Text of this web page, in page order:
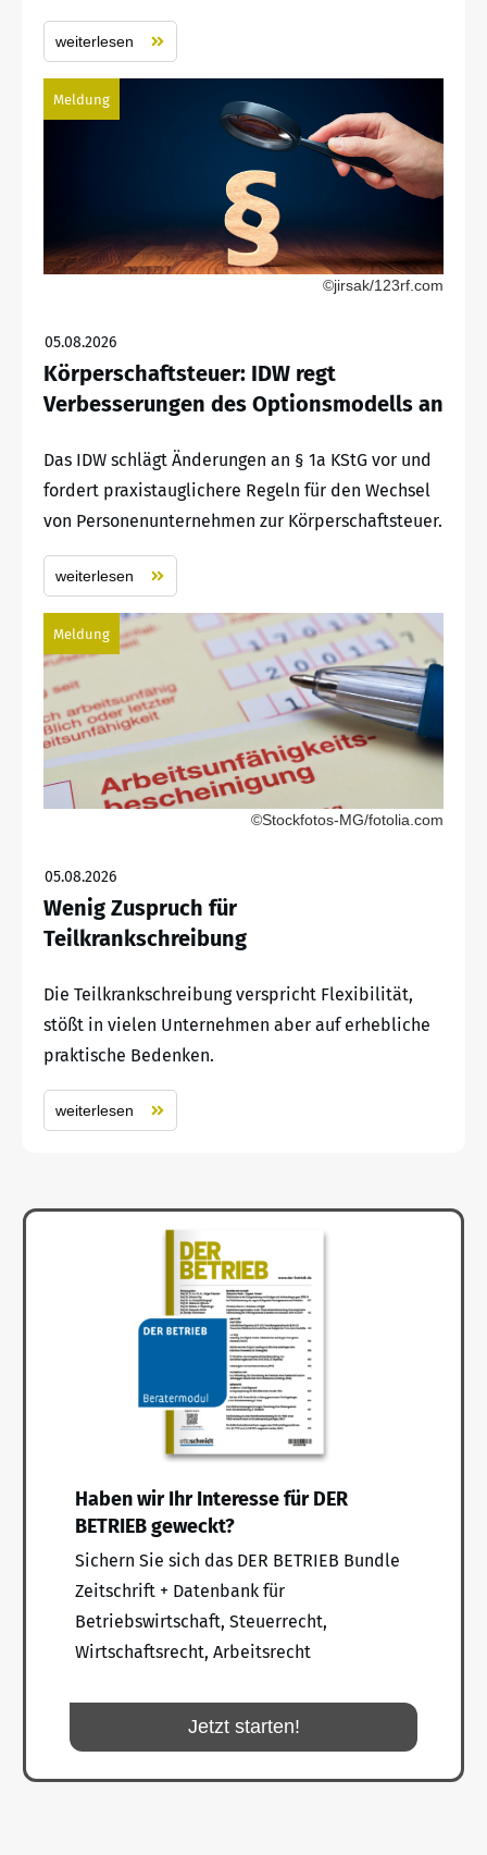
weiterlesen
Meldung
©jirsak/123rf.com
05.08.2026
Körperschaftsteuer: IDW regt
Verbesserungen des Optionsmodells an
Das IDW schlägt Änderungen an § 1a KStG vor und
fordert praxistauglichere Regeln für den Wechsel
von Personenunternehmen zur Körperschaftsteuer.
weiterlesen
Meldung
©Stockfotos-MG/fotolia.com
05.08.2026
Wenig Zuspruch für
Teilkrankschreibung
Die Teilkrankschreibung verspricht Flexibilität,
stößt in vielen Unternehmen aber auf erhebliche
praktische Bedenken.
weiterlesen
Haben wir Ihr Interesse für DER
BETRIEB geweckt?
Sichern Sie sich das DER BETRIEB Bundle
Zeitschrift + Datenbank für
Betriebswirtschaft, Steuerrecht,
Wirtschaftsrecht, Arbeitsrecht
Jetzt starten!